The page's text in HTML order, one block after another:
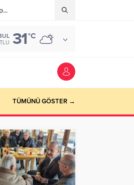
31°C
TÜMÜNÜ GÖSTER →